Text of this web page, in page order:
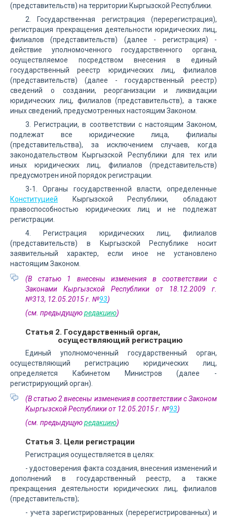
(представительств) на территории Кыргызской Республики.
2. Государственная регистрация (перерегистрация),
регистрация прекращения деятельности юридических лиц,
филиалов (представительств) (далее - регистрация) -
действие уполномоченного государственного органа,
осуществляемое посредством внесения в единый
государственный реестр юридических лиц, филиалов
(представительств) (далее - государственный реестр)
сведений о создании, реорганизации и ликвидации
юридических лиц, филиалов (представительств), а также
иных сведений, предусмотренных настоящим Законом.
3. Регистрации, в соответствии с настоящим Законом,
подлежат все юридические лица, филиалы
(представительства), за исключением случаев, когда
законодательством Кыргызской Республики для тех или
иных юридических лиц, филиалов (представительств)
предусмотрен иной порядок регистрации.
3-1. Органы государственной власти, определенные
Конституцией Кыргызской Республики, обладают
правоспособностью юридических лиц и не подлежат
регистрации.
4. Регистрация юридических лиц, филиалов
(представительств) в Кыргызской Республике носит
заявительный характер, если иное не установлено
настоящим Законом.
(В статью 1 внесены изменения в соответствии с
Законами Кыргызской Республики от 18.12.2009 г.
№313, 12.05.2015 г. №93)
(см. предыдущуюредакцию)
Статья 2. Государственный орган,
осуществляющий регистрацию
Единый уполномоченный государственный орган,
осуществляющий регистрацию юридических лиц,
определяется Кабинетом Министров (далее -
регистрирующий орган).
(В статью 2 внесены изменения в соответствии с Законом
Кыргызской Республики от 12.05.2015 г. №93)
(см. предыдущуюредакцию)
Статья 3. Цели регистрации
Регистрация осуществляется в целях:
- удостоверения факта создания, внесения изменений и
дополнений в государственный реестр, а также
прекращения деятельности юридических лиц, филиалов
(представительств);
- учета зарегистрированных (перерегистрированных) и